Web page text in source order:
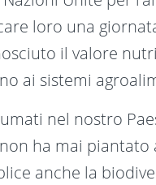
loro una
il valore
ai sistemi
nel nostro
ha mai piantato
anche la